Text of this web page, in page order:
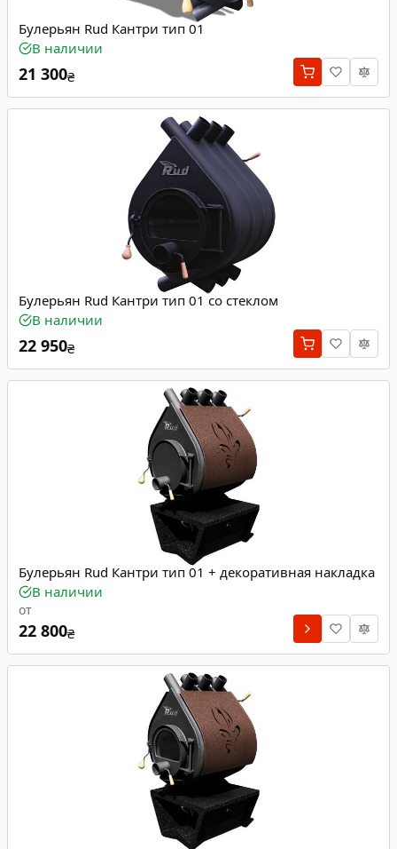
Булерьян Rud Кантри тип 01
В наличии
21 300₴
Булерьян Rud Кантри тип 01 со стеклом
В наличии
22 950₴
Булерьян Rud Кантри тип 01 + декоративная накладка
В наличии
от
22 800₴